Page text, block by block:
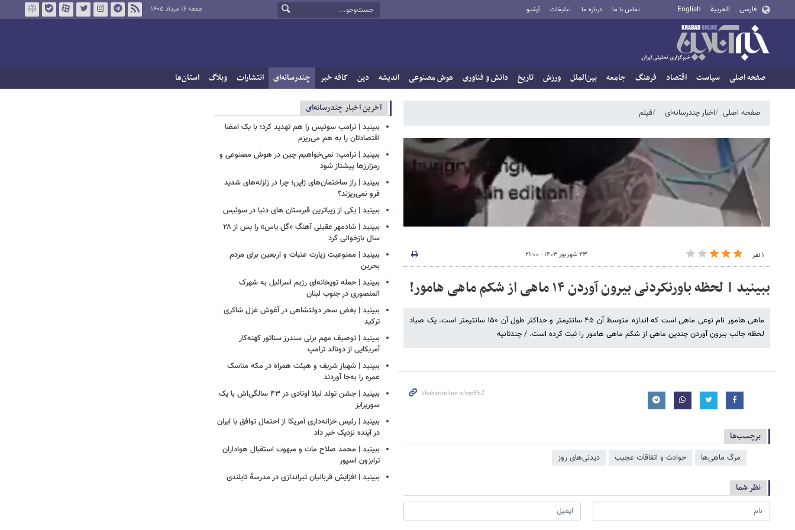
فارسی العربية English تماس با ما درباره ما تبلیغات آرشیو جمعه ۱۶ مرداد ۱۴۰۵
صفحه اصلی سیاست اقتصاد فرهنگ جامعه بین‌الملل ورزش تاریخ دانش و فناوری هوش مصنوعی اندیشه دین کافه خبر چندرسانه‌ای انتشارات وبلاگ استان‌ها
صفحه اصلی اخبار چندرسانه‌ای فیلم
۱ نفر ۲۳ شهریور ۱۴۰۳ - ۲۱:۰۰
ببینید | لحظه باورنکردنی بیرون آوردن ۱۴ ماهی از شکم ماهی هامور!
ماهی هامور نام نوعی ماهی است که اندازه متوسط آن ۴۵ سانتیمتر و حداکثر طول آن ۱۵۰ سانتیمتر است. یک صیاد
لحظه جالب بیرون آوردن چندین ماهی از شکم ماهی هامور را ثبت کرده است. / چندثانیه
برچسب‌ها
مرگ ماهی‌ها حوادث و اتفاقات عجیب دیدنی‌های روز
نظر شما
آخرین اخبار چندرسانه‌ای
ببینید | ترامپ سوئیس را هم تهدید کرد؛ با یک امضا
اقتصادتان را به هم می‌ریزم
ببینید | ترامپ: نمی‌خواهیم چین در هوش مصنوعی و
رمزارزها پیشتاز شود
ببینید | راز ساختمان‌های ژاپن؛ چرا در زلزله‌های شدید
فرو نمی‌ریزند؟
ببینید | یکی از زیباترین قبرستان های دنیا در سوئیس
ببینید | شادمهر عقیلی آهنگ «گل یاس» را پس از ۲۸
سال بازخوانی کرد
ببینید | ممنوعیت زیارت عتبات و اربعین برای مردم
بحرین
ببینید | حمله توپخانه‌ای رژیم اسرائیل به شهرک
المنصوری در جنوب لبنان
ببینید | بغض سحر دولتشاهی در آغوش غزل شاکری
ترکید
ببینید | توصیف مهم برنی سندرز سناتور کهنه‌کار
آمریکایی از دونالد ترامپ
ببینید | شهباز شریف و هیئت همراه در مکه مناسک
عمره را به‌جا آوردند
ببینید | جشن تولد لیلا اوتادی در ۴۳ سالگی‌اش با یک
سورپرایز
ببینید | رئیس خزانه‌داری آمریکا از احتمال توافق با ایران
در آینده نزدیک خبر داد
ببینید | محمد صلاح مات و مبهوت استقبال هواداران
ترابزون اسپور
ببینید | افزایش قربانیان تیراندازی در مدرسۀ تایلندی